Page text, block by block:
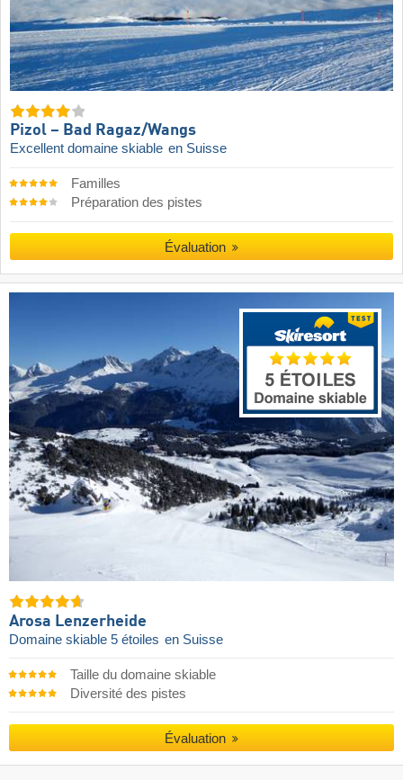
Pizol – Bad Ragaz/​Wangs
Excellent domaine skiable en Suisse
Familles
Préparation des pistes
Évaluation
Arosa Lenzerheide
Domaine skiable 5 étoiles en Suisse
Taille du domaine skiable
Diversité des pistes
Évaluation